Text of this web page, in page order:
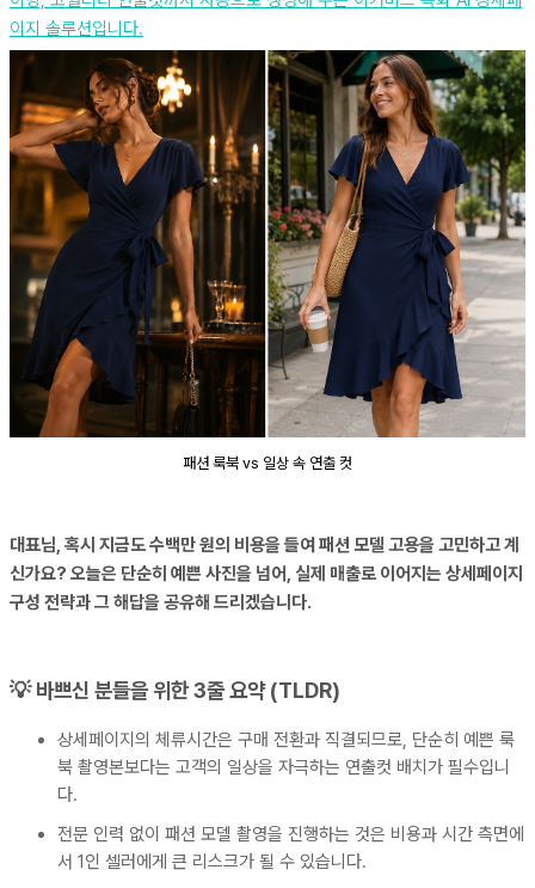
이지 솔루션입니다.
패션 룩북 vs 일상 속 연출 컷
대표님, 혹시 지금도 수백만 원의 비용을 들여 패션 모델 고용을 고민하고 계
신가요? 오늘은 단순히 예쁜 사진을 넘어, 실제 매출로 이어지는 상세페이지
구성 전략과 그 해답을 공유해 드리겠습니다.
💡 바쁘신 분들을 위한 3줄 요약 (TLDR)
상세페이지의 체류시간은 구매 전환과 직결되므로, 단순히 예쁜 룩
북 촬영본보다는 고객의 일상을 자극하는 연출컷 배치가 필수입니
다.
전문 인력 없이 패션 모델 촬영을 진행하는 것은 비용과 시간 측면에
서 1인 셀러에게 큰 리스크가 될 수 있습니다.